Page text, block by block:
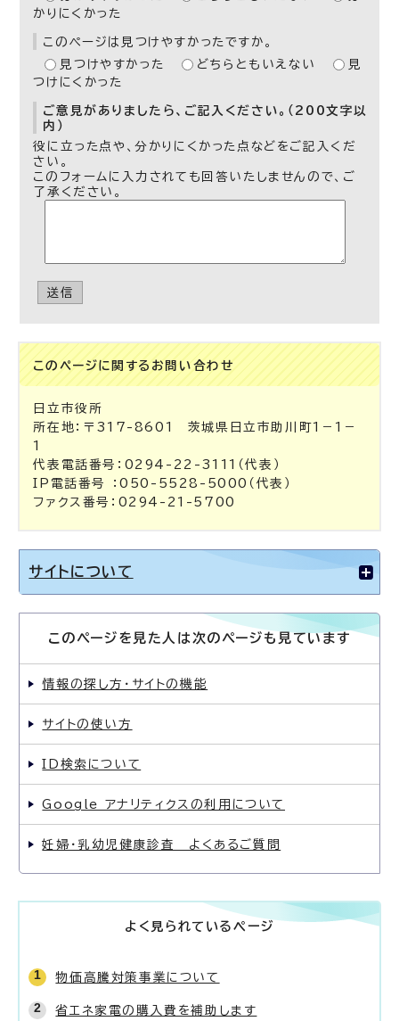
かりにくかった
このページは見つけやすかったですか。
見つけやすかった
どちらともいえない
見
つけにくかった
ご意見がありましたら、ご記入ください。（200文字以
内）
役に立った点や、分かりにくかった点などをご記入くだ
さい。
このフォームに入力されても回答いたしませんので、ご
了承ください。
送信
このページに関する お問い合わせ
日立市役所
所在地：〒317-8601 茨城県日立市助川町1－1－
1
代表電話番号：0294-22-3111（代表）
IP電話番号 ：050-5528-5000（代表）
ファクス番号：0294-21-5700
サイトについて
このページを見た人は次のページも見ています
情報の探し方・サイトの機能
サイトの使い方
ID検索について
Google アナリティクスの利用について
妊婦・乳幼児健康診査 よくあるご質問
よく見られているページ
物価高騰対策事業について
省エネ家電の購入費を補助します